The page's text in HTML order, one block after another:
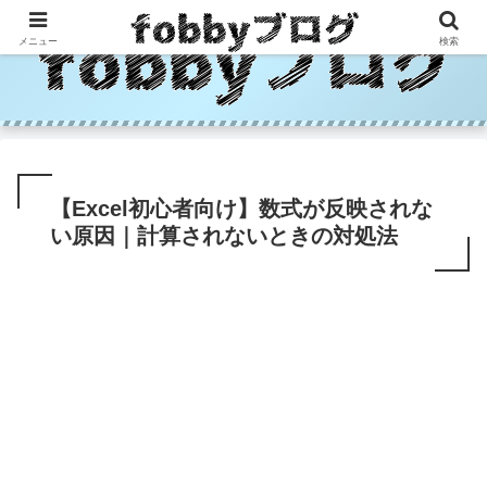
【Excel初心者向け】数式が反映されな
い原因｜計算されないときの対処法
メニュー 検索